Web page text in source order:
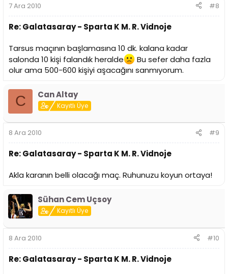
7 Ara 2010 #8
Re: Galatasaray - Sparta K M. R. Vidnoje
Tarsus maçının başlamasına 10 dk. kalana kadar
salonda 10 kişi falandık heralde
Bu sefer daha fazla
olur ama 500-600 kişiyi aşacağını sanmıyorum.
C Can Altay
Kayıtlı Üye
8 Ara 2010 #9
Re: Galatasaray - Sparta K M. R. Vidnoje
Akla karanın belli olacağı maç. Ruhunuzu koyun ortaya!
Sühan Cem Uçsoy
Kayıtlı Üye
8 Ara 2010 #10
Re: Galatasaray - Sparta K M. R. Vidnoje